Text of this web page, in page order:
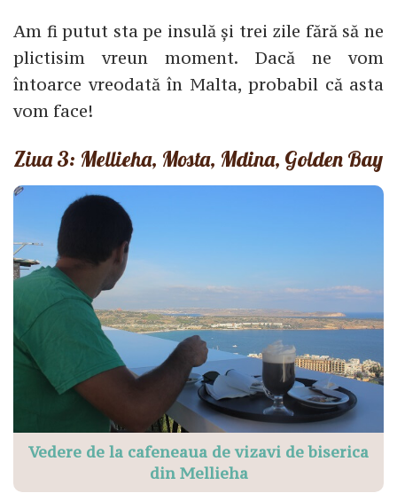
Am fi putut sta pe insulă și trei zile fără să ne
plictisim vreun moment. Dacă ne vom
întoarce vreodată în Malta, probabil că asta
vom face!
Ziua 3: Mellieha, Mosta, Mdina, Golden Bay
Vedere de la cafeneaua de vizavi de biserica
din Mellieha